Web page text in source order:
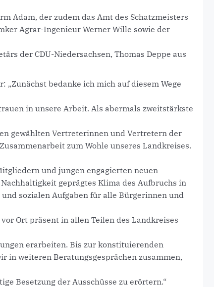
Adam, der zudem das Amt des Schatzmeisters
Agrar-Ingenieur Werner Wille sowie der
der CDU-Niedersachsen, Thomas Deppe aus
bedanke ich mich auf diesem Wege
in unsere Arbeit. Als abermals zweitstärkste
gewählten Vertreterinnen und Vertretern der
zum Wohle unseres Landkreises.
und jungen engagierten neuen
geprägtes Klima des Aufbruchs in
sozialen Aufgaben für alle Bürgerinnen und
Ort präsent in allen Teilen des Landkreises
erarbeiten. Bis zur konstituierenden
in weiteren Beratungsgesprächen zusammen,
Besetzung der Ausschüsse zu erörtern.“